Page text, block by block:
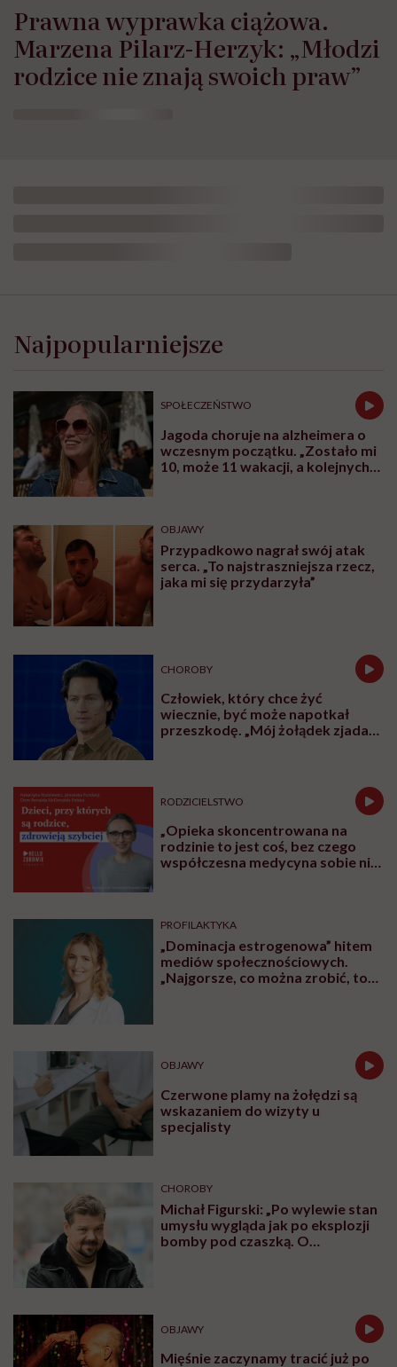
Prawna wyprawka ciążowa.
Marzena Pilarz-Herzyk: „Młodzi
rodzice nie znają swoich praw”
Najpopularniejsze
SPOŁECZEŃSTWO
Jagoda choruje na alzheimera o
wczesnym początku. „Zostało mi
10, może 11 wakacji, a kolejnych
OBJAWY
Przypadkowo nagrał swój atak
serca. „To najstraszniejsza rzecz,
jaka mi się przydarzyła”
CHOROBY
Człowiek, który chce żyć
wiecznie, być może napotkał
przeszkodę. „Mój żołądek zjada
RODZICIELSTWO
„Opieka skoncentrowana na
rodzinie to jest coś, bez czego
współczesna medycyna sobie nie
PROFILAKTYKA
„Dominacja estrogenowa” hitem
mediów społecznościowych.
„Najgorsze, co można zrobić, to
OBJAWY
Czerwone plamy na żołędzi są
wskazaniem do wizyty u
specjalisty
CHOROBY
Michał Figurski: „Po wylewie stan
umysłu wygląda jak po eksplozji
bomby pod czaszką. O
OBJAWY
Mięśnie zaczynamy tracić już po